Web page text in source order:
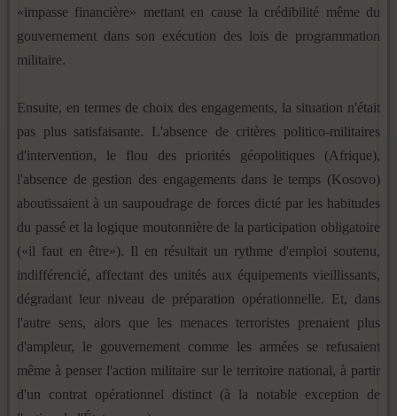
«impasse financière» mettant en cause la crédibilité même du
gouvernement dans son exécution des lois de programmation
militaire.
Ensuite, en termes de choix des engagements, la situation n'était
pas plus satisfaisante. L'absence de critères politico-militaires
d'intervention, le flou des priorités géopolitiques (Afrique),
l'absence de gestion des engagements dans le temps (Kosovo)
aboutissaient à un saupoudrage de forces dicté par les habitudes
du passé et la logique moutonnière de la participation obligatoire
(«il faut en être»). Il en résultait un rythme d'emploi soutenu,
indifférencié, affectant des unités aux équipements vieillissants,
dégradant leur niveau de préparation opérationnelle. Et, dans
l'autre sens, alors que les menaces terroristes prenaient plus
d'ampleur, le gouvernement comme les armées se refusaient
même à penser l'action militaire sur le territoire national, à partir
d'un contrat opérationnel distinct (à la notable exception de